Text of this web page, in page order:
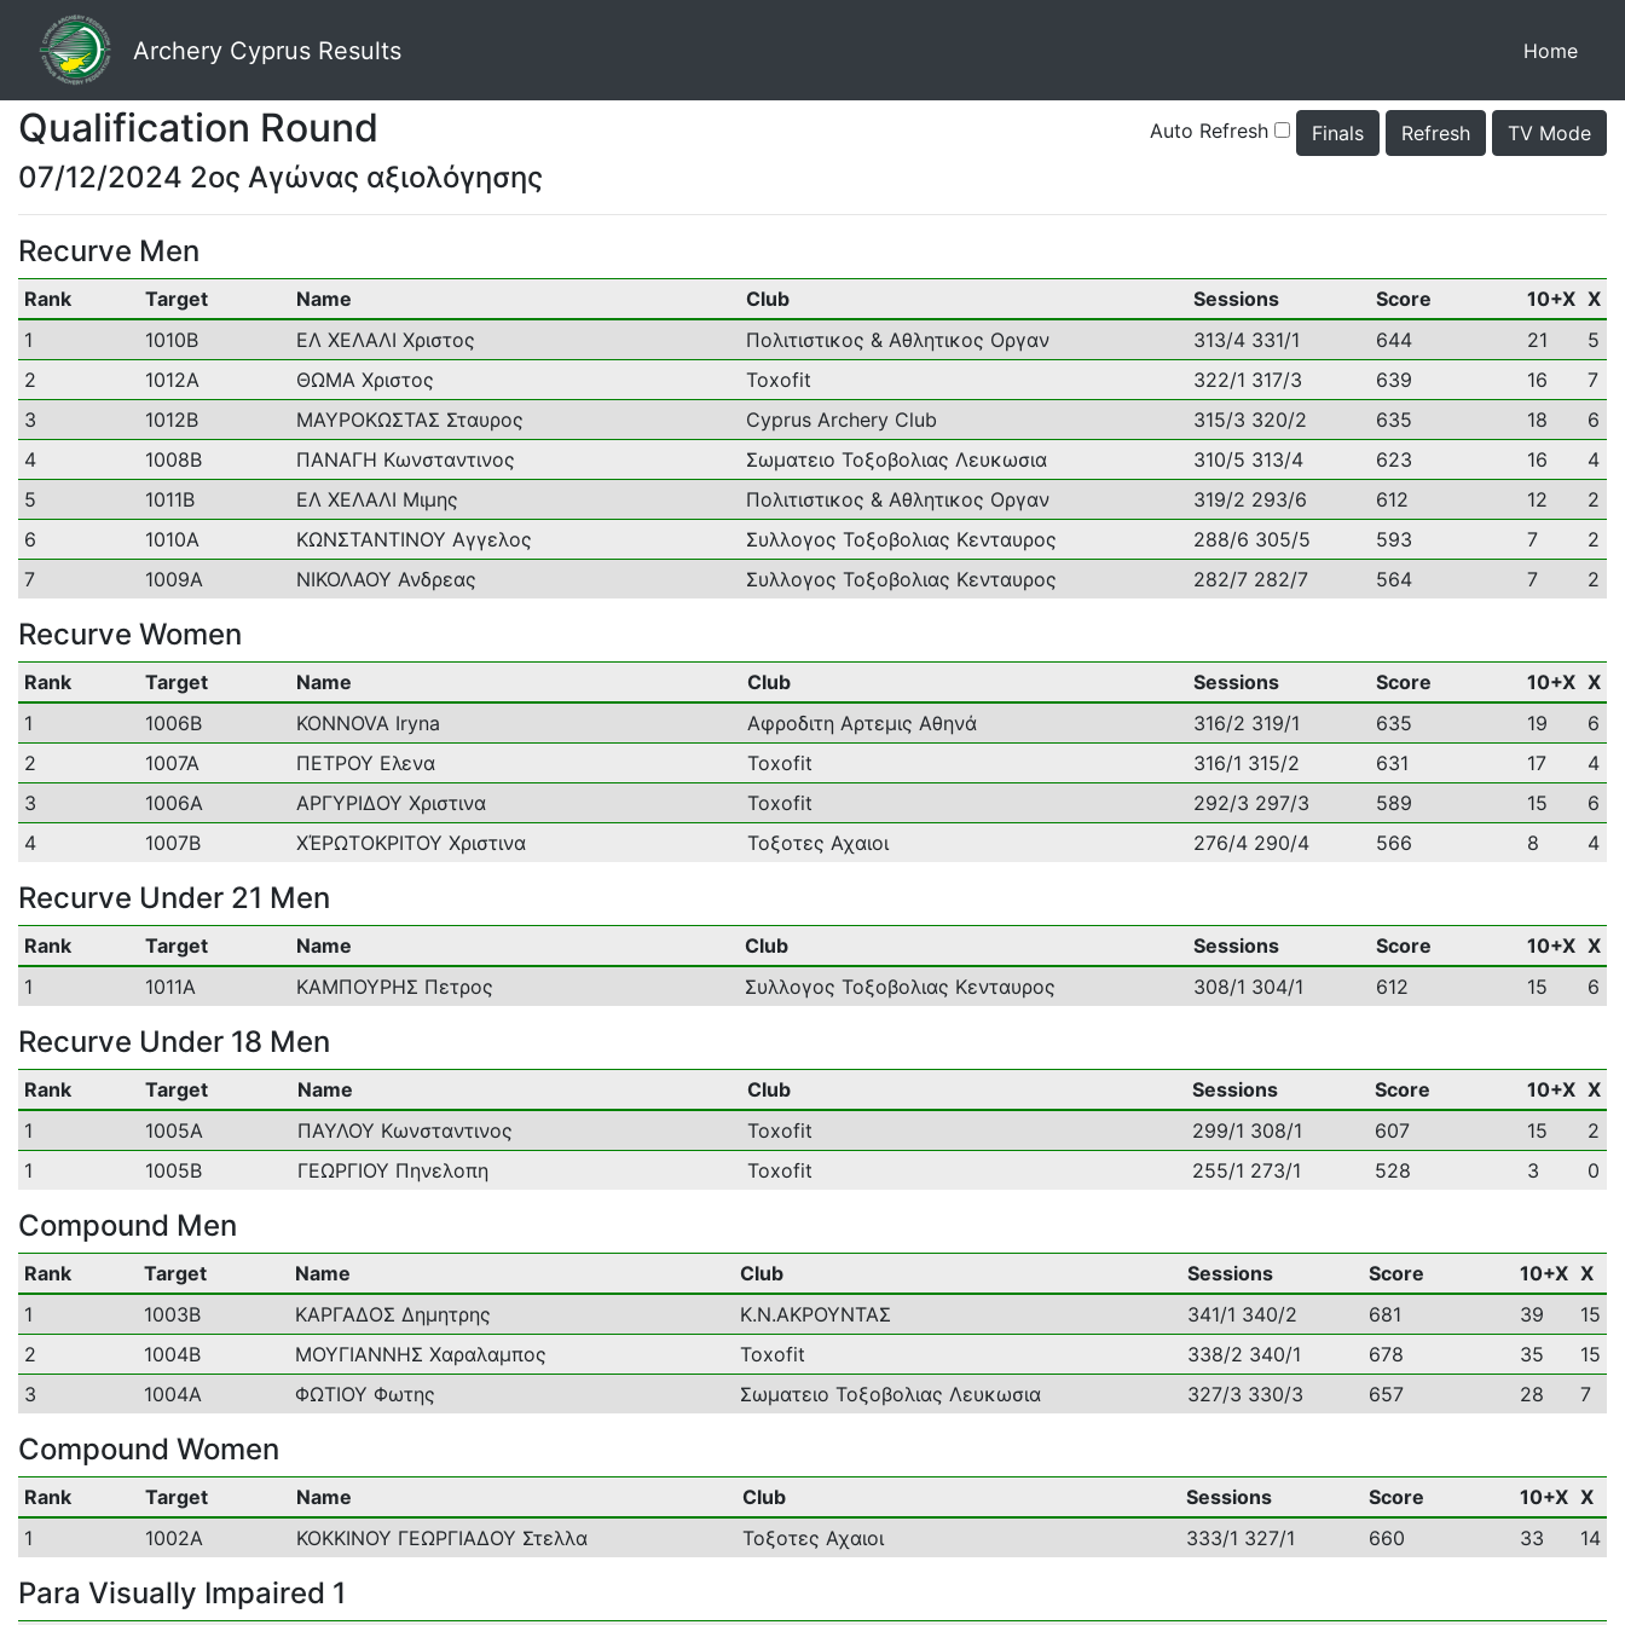
Archery Cyprus Results Home
Qualification Round Auto Refresh Finals Refresh TV Mode
07/12/2024 2ος Αγώνας αξιολόγησης
Recurve Men
Rank Target Name Club Sessions Score 10+X X
1
1010B ΕΛ ΧΕΛΑΛΙ Χριστος Πολιτιστικος & Αθλητικος Οργαν 313/4 331/1 644 21
5
2
1012A ΘΩΜΑ Χριστος Toxofit 322/1 317/3 639 16
7
3
1012B ΜΑΥΡOΚΩΣΤΑΣ Σταυρος Cyprus Archery Club 315/3 320/2 635 18
6
4
1008B ΠΑΝΑΓΗ Κωνσταντινος Σωματειο Τοξοβολιας Λευκωσια 310/5 313/4 623 16
4
5
1011B ΕΛ ΧΕΛΑΛΙ Μιμης Πολιτιστικος & Αθλητικος Οργαν 319/2 293/6 612 12
2
6
1010A ΚΩΝΣΤΑΝΤΙΝΟΥ Αγγελος Συλλογος Τοξοβολιας Κενταυρος 288/6 305/5 593 7
2
7
1009A ΝΙΚΟΛΑΟΥ Ανδρεας Συλλογος Τοξοβολιας Κενταυρος 282/7 282/7 564 7 2
Recurve Women
Rank Target Name Club Sessions Score 10+X X
1
1006B KONNOVA Iryna Αφροδιτη Αρτεμις Αθηνά 316/2 319/1 635 19
6
2
1007A ΠΕΤΡΟΥ Ελενα Toxofit 316/1 315/2 631 17
4
3
1006A ΑΡΓΥΡΙΔΟΥ Χριστινα Toxofit 292/3 297/3 589 15
6
4
1007B ΧΈΡΩΤΟΚΡΙΤΟΥ Χριστινα Τοξοτες Αχαιοι 276/4 290/4 566 8 4
Recurve Under 21 Men
Rank Target Name Club Sessions Score 10+X X
1
1011A ΚΑΜΠΟΥΡΗΣ Πετρος Συλλογος Τοξοβολιας Κενταυρος 308/1 304/1 612 15 6
Recurve Under 18 Men
Rank Target Name Club Sessions Score 10+X X
1
1005A ΠΑΥΛΟΥ Κωνσταντινος Toxofit 299/1 308/1 607 15
2
1
1005B ΓΕΩΡΓΙΟΥ Πηνελοπη Toxofit 255/1 273/1 528 3 0
Compound Men
Rank Target Name Club Sessions Score 10+X X
1
1003B ΚΑΡΓΑΔΟΣ Δημητρης Κ.Ν.ΑΚΡΟΥΝΤΑΣ 341/1 340/2 681 39
15
2
1004B ΜΟΥΓΙΑΝΝΗΣ Χαραλαμπος Toxofit 338/2 340/1 678 35
15
3
1004A ΦΩΤΙΟΥ Φωτης Σωματειο Τοξοβολιας Λευκωσια 327/3 330/3 657 28 7
Compound Women
Rank Target Name Club Sessions Score 10+X X
1
1002A ΚΟΚΚΙΝΟΥ ΓΕΩΡΓΙΑΔΟΥ Στελλα Τοξοτες Αχαιοι 333/1 327/1 660 33 14
Para Visually Impaired 1